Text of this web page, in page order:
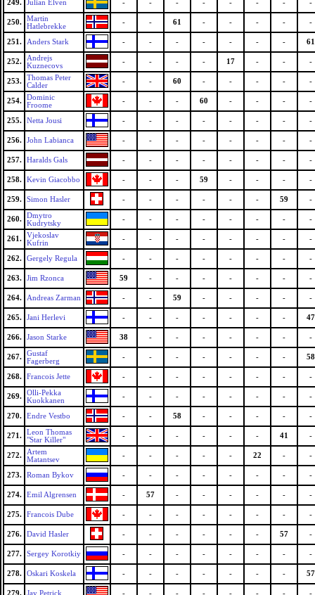
249. Julian Elven - - - - - - - -
250.
Martin
Hatlebrekke
- - 61 - - - - -
251. Anders Stark - - - - - - - 61
252.
Andrejs
Kuznecovs
- - - - 17 - - -
253.
Thomas Peter
Calder
- - 60 - - - - -
254.
Dominic
Froome
- - - 60 - - - -
255. Netta Jousi - - - - - - - -
256. John Labianca - - - - - - - -
257. Haralds Gals - - - - - - - -
258. Kevin Giacobbo - - - 59 - - - -
259. Simon Hasler - - - - - - 59 -
260.
Dmytro
Kudrytsky
- - - - - - - -
261.
Vjekoslav
Kufrin
- - - - - - - -
262. Gergely Regula - - - - - - - -
263. Jim Rzonca 59 - - - - - - -
264. Andreas Zarman - - 59 - - - - -
265. Jani Herlevi - - - - - - - 47
266. Jason Starke 38 - - - - - - -
267.
Gustaf
Fagerberg
- - - - - - - 58
268. Francois Jette - - - - - - - -
269.
Olli-Pekka
Kuokkanen
- - - - - - - -
270. Endre Vestbo - - 58 - - - - -
271.
Leon Thomas
"Star Killer"
- - - - - - 41 -
272.
Artem
Matantsev
- - - - - 22 - -
273. Roman Bykov - - - - - - - -
274. Emil Algrensen - 57 - - - - - -
275. Francois Dube - - - - - - - -
276. David Hasler - - - - - - 57 -
277. Sergey Korotkiy - - - - - - - -
278. Oskari Koskela - - - - - - - 57
279. Jay Petrick - - - - - - - -